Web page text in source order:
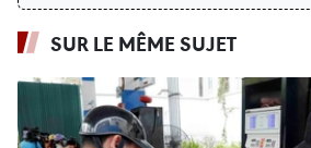
SUR LE MÊME SUJET